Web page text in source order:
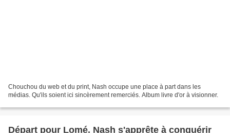
Chouchou du web et du print, Nash occupe une place à part dans les
médias. Qu'ils soient ici sincèrement remerciés. Album livre d'or à visionner.
Départ pour Lomé. Nash s'apprête à conquérir